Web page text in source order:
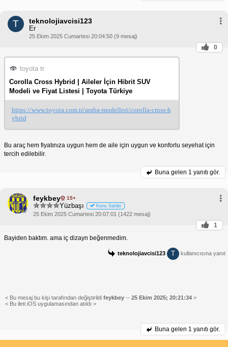
T teknolojiavcisi123
Er
25 Ekim 2025 Cumartesi 20:04:50 (9 mesaj)
0
toyota tr
Corolla Cross Hybrid | Aileler İçin Hibrit SUV
Modeli ve Fiyat Listesi | Toyota Türkiye
https://www.toyota.com.tr/araba-modelleri/corolla-cross-h
ybrid
Bu araç hem fiyatınıza uygun hem de aile için uygun ve konforlu seyehat için
tercih edilebilir.
Buna gelen 1 yanıtı gör.
feykbey 15+
Yüzbaşı Konu Sahibi
25 Ekim 2025 Cumartesi 20:07:01 (1422 mesaj)
1
Bayiden baktım. ama iç dizayn beğenmedim.
teknolojiavcisi123 T kullanıcısına yanıt
< Bu mesaj bu kişi tarafından değiştirildi feykbey -- 25 Ekim 2025; 20:21:34 >
< Bu ileti iOS uygulamasından atıldı >
Buna gelen 1 yanıtı gör.